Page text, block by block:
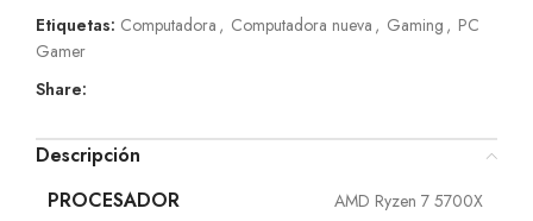
Etiquetas: Computadora , Computadora nueva , Gaming , PC
Gamer
Share:
Descripción
PROCESADOR
AMD Ryzen 7 5700X